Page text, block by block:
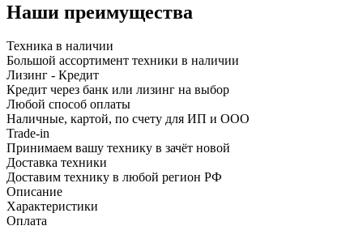
Наши преимущества
Техника в наличии
Большой ассортимент техники в наличии
Лизинг - Кредит
Кредит через банк или лизинг на выбор
Любой способ оплаты
Наличные, картой, по счету для ИП и ООО
Trade-in
Принимаем вашу технику в зачёт новой
Доставка техники
Доставим технику в любой регион РФ
Описание
Характеристики
Оплата